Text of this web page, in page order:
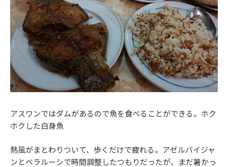
アスワンではダムがあるので魚を食べることができる。ホク
ホクした白身魚
熱風がまとわりついて、歩くだけで疲れる。アゼルバイジャ
ンとベラルーシで時間調整したつもりだったが、まだ暑かっ